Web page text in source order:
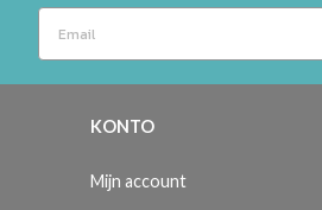
KONTO
Mijn account